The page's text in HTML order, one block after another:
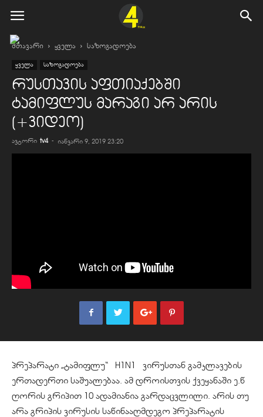
მთავარი ყველა საზოგადოება
ყველა საზოგადოება
რუსთავის აფთიაქებში
ტამიფლუს მარაგი არ არის
(+ვიდეო)
ავტორი tv4 - იანვარი 9, 2019 23:20
პრეპარატი „ტამიფლუ“ H1N1 ვირუსთან გამკლავების
ერთადერთი საშუალებაა. ამ დროისთვის ქვეყანაში ე.წ
ღორის გრიპით 10 ადამიანია გარდაცვლილი. არის თუ
არა გრიპის ვირუსის საწინააღმდეგო პრეპარატის